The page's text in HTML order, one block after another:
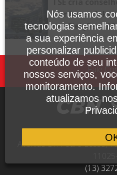
combater fake
nas Eleições
Fale
Avenida Dr. Pedro Lessa,
(13)
Nós usamos
tecnologias
a sua experiência
personalizar
conteúdo de seu
nossos serviços,
monitoramento.
atualizamos